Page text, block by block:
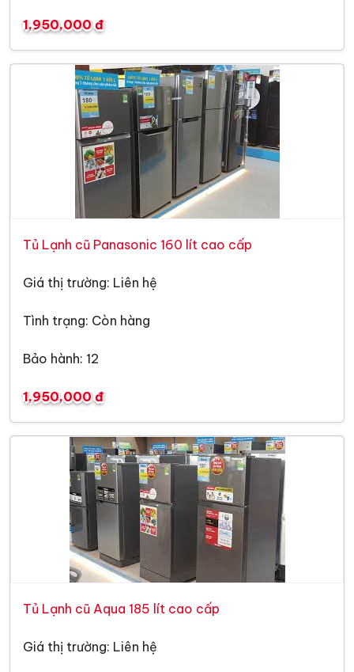
1,950,000 đ
Tủ Lạnh cũ Panasonic 160 lít cao cấp
Giá thị trường: Liên hệ
Tình trạng: Còn hàng
Bảo hành: 12
1,950,000 đ
Tủ Lạnh cũ Aqua 185 lít cao cấp
Giá thị trường: Liên hệ